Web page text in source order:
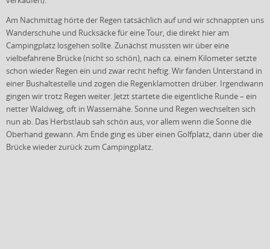
Am Nachmittag hörte der Regen tatsächlich auf und wir schnappten uns
Wanderschuhe und Rucksäcke für eine Tour, die direkt hier am
Campingplatz losgehen sollte. Zunächst mussten wir über eine
vielbefahrene Brücke (nicht so schön), nach ca. einem Kilometer setzte
schon wieder Regen ein und zwar recht heftig. Wir fanden Unterstand in
einer Bushaltestelle und zogen die Regenklamotten drüber. Irgendwann
gingen wir trotz Regen weiter. Jetzt startete die eigentliche Runde – ein
netter Waldweg, oft in Wassernähe. Sonne und Regen wechselten sich
nun ab. Das Herbstlaub sah schön aus, vor allem wenn die Sonne die
Oberhand gewann. Am Ende ging es über einen Golfplatz, dann über die
Brücke wieder zurück zum Campingplatz.